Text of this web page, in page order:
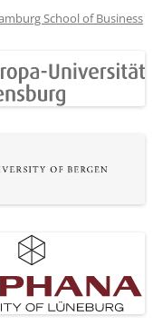
School of Business